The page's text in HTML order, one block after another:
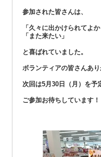
参加された皆さんは、
「久々に出かけられてよか
「また来たい」
と喜ばれていました。
ボランティアの皆さんあり
次回は5月30日（月）を予
ご参加お待ちしています！